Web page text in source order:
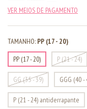
VER MEIOS DE PAGAMENTO
TAMANHO: PP (17 - 20)
PP (17 - 20)
P (21 - 24)
GG (35 - 39) GGG (40 -
P (21 - 24) antiderrapante